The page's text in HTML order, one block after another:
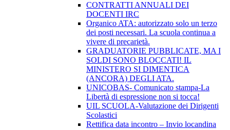
CONTRATTI ANNUALI DEI
DOCENTI IRC
Organico ATA: autorizzato solo un terzo
dei posti necessari. La scuola continua a
vivere di precarietà.
GRADUATORIE PUBBLICATE, MA I
SOLDI SONO BLOCCATI! IL
MINISTERO SI DIMENTICA
(ANCORA) DEGLI ATA.
UNICOBAS- Comunicato stampa-La
Libertà di espressione non si tocca!
UIL SCUOLA-Valutazione dei Dirigenti
Scolastici
Rettifica data incontro – Invio locandina